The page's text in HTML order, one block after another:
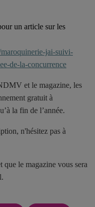
un article sur les
jai-suivi-
de-la-concurrence
et le magazine, les
gratuit à
la fin de l’année.
n'hésitez pas à
le magazine vous sera